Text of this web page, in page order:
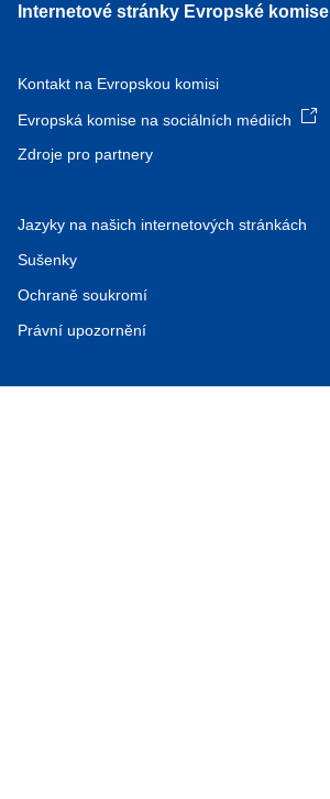
Internetové stránky Evropské komise
Kontakt na Evropskou komisi
Evropská komise na sociálních médiích
Zdroje pro partnery
Jazyky na našich internetových stránkách
Sušenky
Ochraně soukromí
Právní upozornění